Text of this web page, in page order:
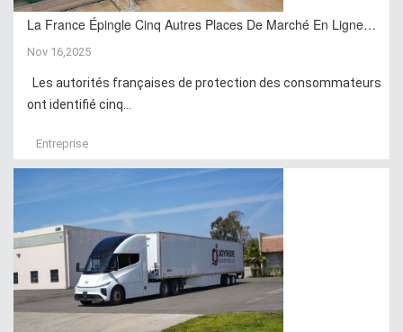
La France Épingle Cinq Autres Places De Marché En Ligne…
Nov 16,2025
Les autorités françaises de protection des consommateurs
ont identifié cinq...
Entreprise